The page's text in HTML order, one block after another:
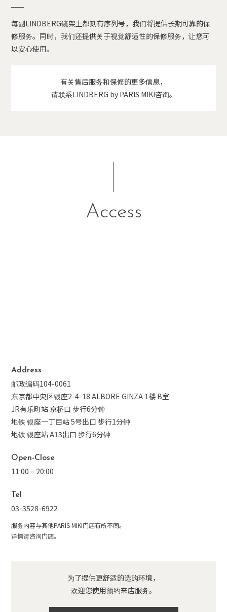
每副LINDBERG镜架上都刻有序列号，我们将提供长期可靠的保
修服务。同时，我们还提供关于视觉舒适性的保修服务，让您可
以安心使用。
有关售后服务和保修的更多信息，
请联系LINDBERG by PARIS MIKI咨询。
Access
Address
邮政编码104-0061
东京都中央区银座2-4-18 ALBORE GINZA 1楼 B室
JR有乐町站 京桥口 步行6分钟
地铁 银座一丁目站 5号出口 步行1分钟
地铁 银座站 A13出口 步行6分钟
Open-Close
11:00 – 20:00
Tel
03-3528-6922
服务内容与其他PARIS MIKI门店有所不同。
详情请咨询门店。
为了提供更舒适的选购环境，
欢迎您使用预约来店服务。